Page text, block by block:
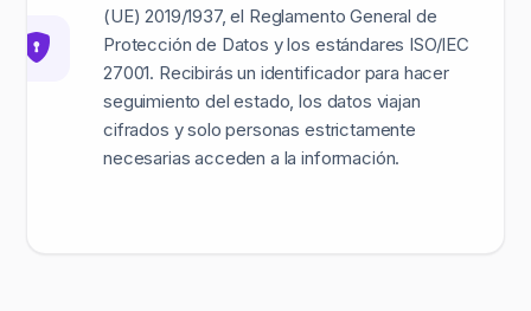
(UE) 2019/1937, el Reglamento General de
Protección de Datos y los estándares ISO/IEC
27001. Recibirás un identificador para hacer
seguimiento del estado, los datos viajan
cifrados y solo personas estrictamente
necesarias acceden a la información.